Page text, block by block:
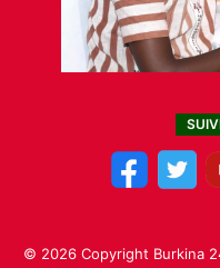
© 2026 Copyright Burkina